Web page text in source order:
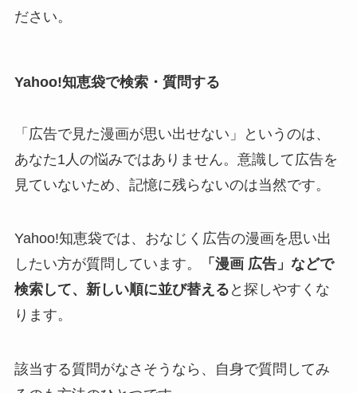
ださい。
Yahoo!知恵袋で検索・質問する
「広告で見た漫画が思い出せない」というのは、
あなた1人の悩みではありません。意識して広告を
見ていないため、記憶に残らないのは当然です。
Yahoo!知恵袋では、おなじく広告の漫画を思い出
したい方が質問しています。
「漫画 広告」などで
検索して、新しい順に並び替える と探しやすくな
ります。
該当する質問がなさそうなら、自身で質問してみ